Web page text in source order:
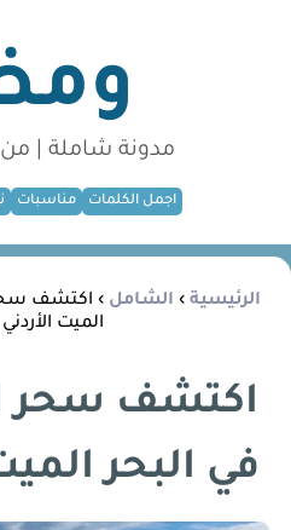
مدونة شاملة |
اجمل الكلمات مناسبات
الرئيسية › الشامل › اكتشف
الميت الأردني
اكتشف سحر
في البحر